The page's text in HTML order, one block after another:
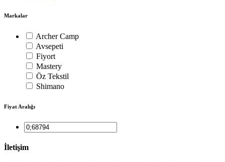
Markalar
Archer Camp
Avsepeti
Fiyort
Mastery
Öz Tekstil
Shimano
Fiyat Aralığı
İletişim